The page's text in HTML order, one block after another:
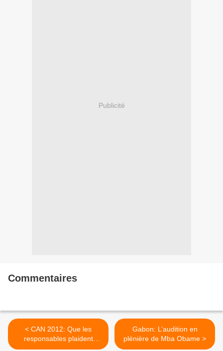
Publicité
Commentaires
< CAN 2012: Que les
responsables plaident
coupables...Honte à NOUS
Gabon: L’audition en
plénière de Mba Obame >